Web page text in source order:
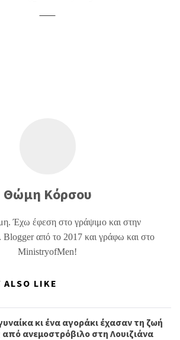
Θώμη Κόρσου
Έχω έφεση στο γράψιμο και στην
Blogger από το 2017 και γράφω και στο
MinistryofMen!
ALSO LIKE
κι ένα αγοράκι έχασαν τη ζωή
από ανεμοστρόβιλο στη Λουιζιάνα